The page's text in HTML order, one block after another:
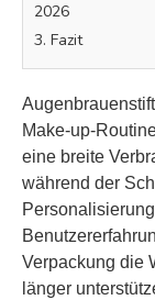
2026
3. Fazit
Make-up-
eine breite
während der
Verpackung die
länger